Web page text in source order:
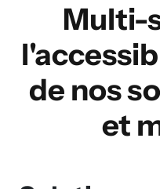
Multi-
de nos
et